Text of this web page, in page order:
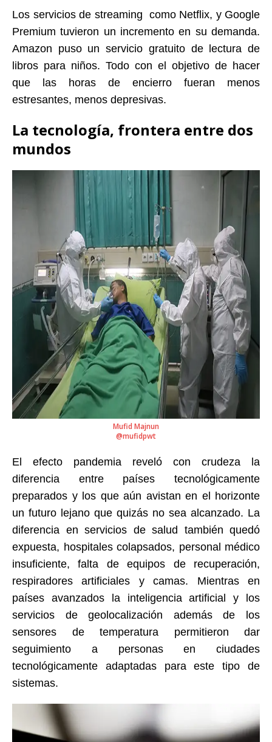
Los servicios de streaming como Netflix, y Google
Premium tuvieron un incremento en su demanda.
Amazon puso un servicio gratuito de lectura de
libros para niños. Todo con el objetivo de hacer
que las horas de encierro fueran menos
estresantes, menos depresivas.
La tecnología, frontera entre dos
mundos
Mufid Majnun
@mufidpwt
El efecto pandemia reveló con crudeza la
diferencia entre países tecnológicamente
preparados y los que aún avistan en el horizonte
un futuro lejano que quizás no sea alcanzado. La
diferencia en servicios de salud también quedó
expuesta, hospitales colapsados, personal médico
insuficiente, falta de equipos de recuperación,
respiradores artificiales y camas. Mientras en
países avanzados la inteligencia artificial y los
servicios de geolocalización además de los
sensores de temperatura permitieron dar
seguimiento a personas en ciudades
tecnológicamente adaptadas para este tipo de
sistemas.